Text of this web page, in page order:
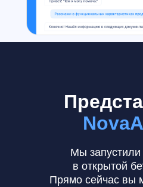
Мы
в открытой
Прямо сейчас вы